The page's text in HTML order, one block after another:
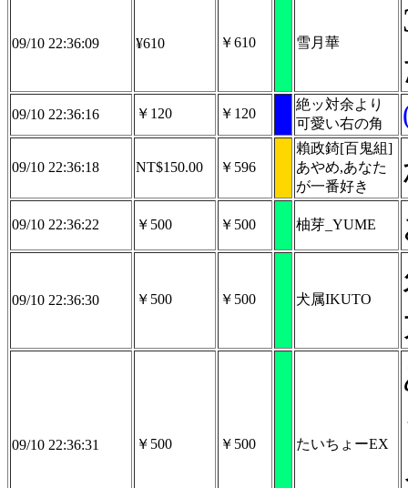
09/10 22:36:09 ¥610 ￥610 雪月華
09/10 22:36:16 ￥120 ￥120
絶ッ対余より
可愛い右の角
09/10 22:36:18 NT$150.00 ￥596
賴政錡[百鬼組]
あやめ,あなた
が一番好き
09/10 22:36:22 ￥500 ￥500 柚芽_YUME
09/10 22:36:30 ￥500 ￥500 犬属IKUTO
09/10 22:36:31 ￥500 ￥500 たいちょーEX